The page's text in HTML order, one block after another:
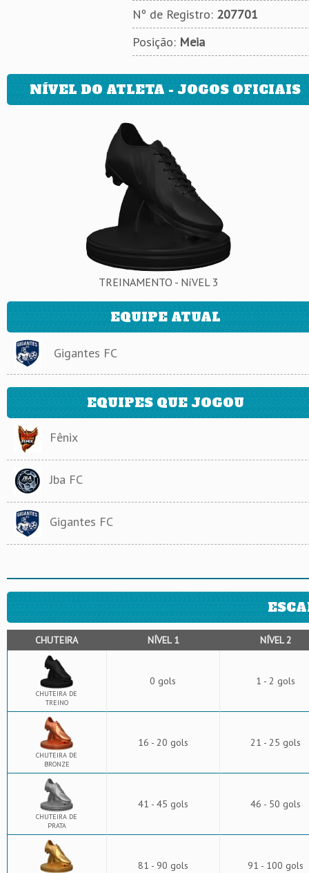
Nº de Registro: 207701
Posição: Meia
NÍVEL DO ATLETA - JOGOS OFICIAIS
TREINAMENTO - NíVEL 3
EQUIPE ATUAL
Gigantes FC
EQUIPES QUE JOGOU
Fênix
Jba FC
Gigantes FC
CHUTEIRA NÍVEL 1 NÍVEL 2
CHUTEIRA DE
TREINO
0 gols 1 - 2 gols
CHUTEIRA DE
BRONZE
16 - 20 gols 21 - 25 gols
CHUTEIRA DE
PRATA
41 - 45 gols 46 - 50 gols
81 - 90 gols 91 - 100 gols